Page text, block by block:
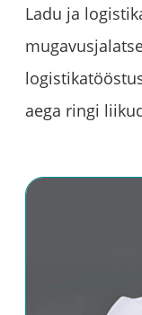
Ladu ja
aega ringi